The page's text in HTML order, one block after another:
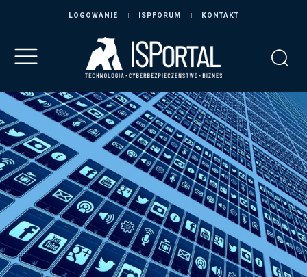
LOGOWANIE ISPFORUM KONTAKT